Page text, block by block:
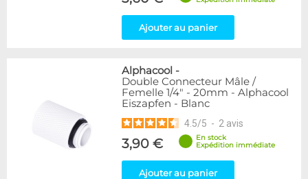
Ajouter au panier
Alphacool -
Double Connecteur Mâle /
Femelle 1/4" - 20mm - Alphacool
Eiszapfen - Blanc
4.5/5 - 2 avis
3,90 €
En stock
Expédition immédiate
Ajouter au panier